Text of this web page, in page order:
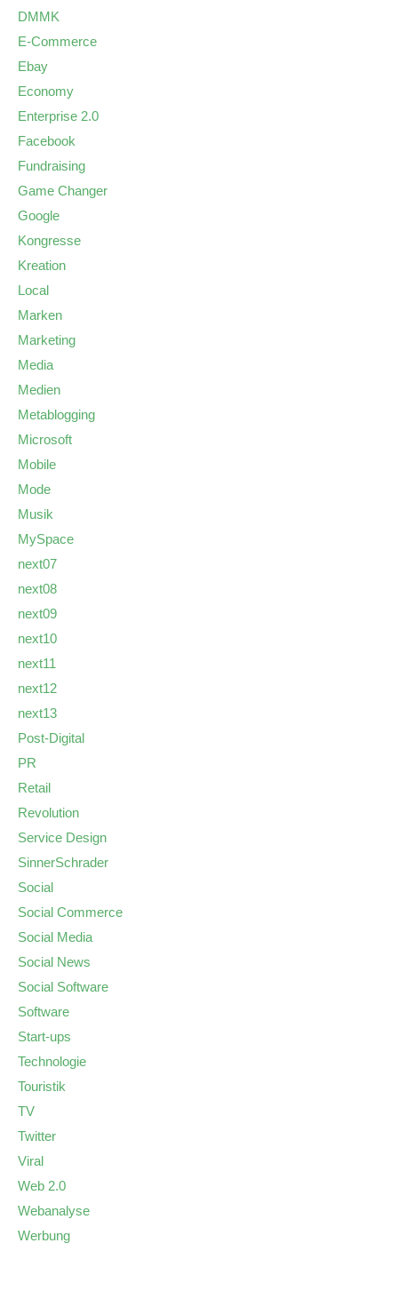
DMMK
E-Commerce
Ebay
Economy
Enterprise 2.0
Facebook
Fundraising
Game Changer
Google
Kongresse
Kreation
Local
Marken
Marketing
Media
Medien
Metablogging
Microsoft
Mobile
Mode
Musik
MySpace
next07
next08
next09
next10
next11
next12
next13
Post-Digital
PR
Retail
Revolution
Service Design
SinnerSchrader
Social
Social Commerce
Social Media
Social News
Social Software
Software
Start-ups
Technologie
Touristik
TV
Twitter
Viral
Web 2.0
Webanalyse
Werbung